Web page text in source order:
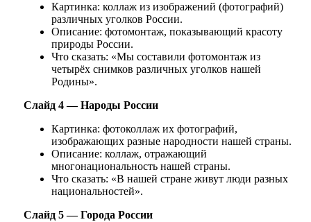
Картинка: коллаж из изображений (фотографий)
различных уголков России.
Описание: фотомонтаж, показывающий красоту
природы России.
Что сказать: «Мы составили фотомонтаж из
четырёх снимков различных уголков нашей
Родины».
Слайд 4 — Народы России
Картинка: фотоколлаж их фотографий,
изображающих разные народности нашей страны.
Описание: коллаж, отражающий
многонациональность нашей страны.
Что сказать: «В нашей стране живут люди разных
национальностей».
Слайд 5 — Города России